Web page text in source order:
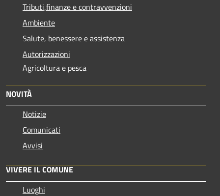
Tributi,finanze e contravvenzioni
Ambiente
Salute, benessere e assistenza
Autorizzazioni
Agricoltura e pesca
NOVITÀ
Notizie
Comunicati
Avvisi
VIVERE IL COMUNE
Luoghi